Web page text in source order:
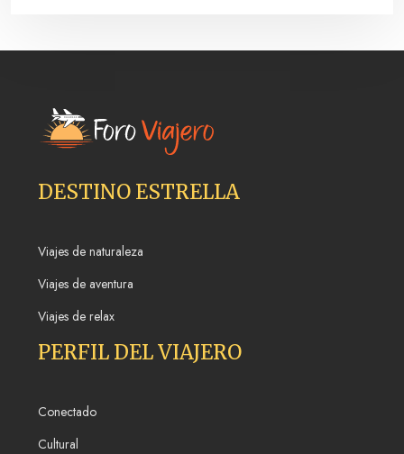
DESTINO ESTRELLA
Viajes de naturaleza
Viajes de aventura
Viajes de relax
PERFIL DEL VIAJERO
Conectado
Cultural